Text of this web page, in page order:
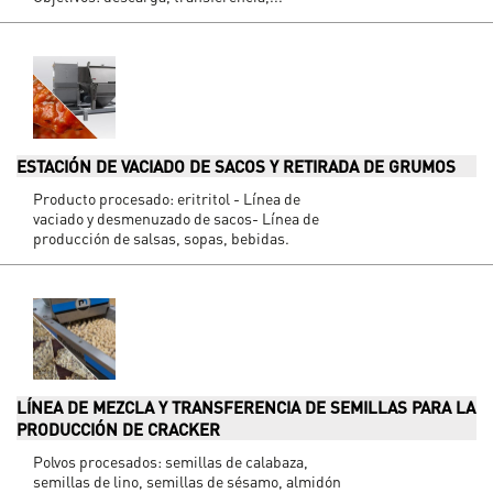
ESTACIÓN DE VACIADO DE SACOS Y RETIRADA DE GRUMOS
Producto procesado: eritritol - Línea de
vaciado y desmenuzado de sacos- Línea de
producción de salsas, sopas, bebidas.
LÍNEA DE MEZCLA Y TRANSFERENCIA DE SEMILLAS PARA LA
PRODUCCIÓN DE CRACKER
Polvos procesados: semillas de calabaza,
semillas de lino, semillas de sésamo, almidón